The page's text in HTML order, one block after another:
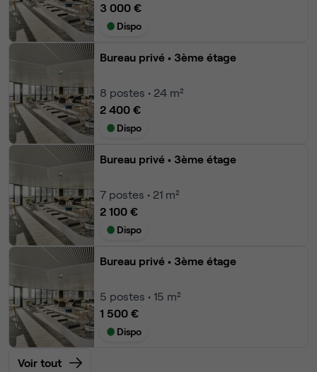
3 000 €
Dispo
Bureau privé • 3ème étage
8 postes • 24 m²
2 400 €
Dispo
Bureau privé • 3ème étage
7 postes • 21 m²
2 100 €
Dispo
Bureau privé • 3ème étage
5 postes • 15 m²
1 500 €
Dispo
Voir tout